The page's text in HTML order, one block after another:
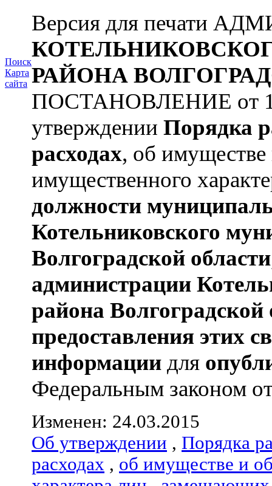
Поиск
Карта
сайта
Версия для печати
РАЙОНА
ПОСТАНОВЛЕНИЕ от
утверждении Порядка
расходах, об имуществе
имущественного
должности
Котельниковского
Волгоградской области
администрации
района Волгоградской
предоставления этих
информации для
Федеральным законом
Изменен: 24.03.2015
Об утверждении , Порядка
расходах , об имуществе и